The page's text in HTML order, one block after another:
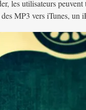
les utilisateurs
MP3 vers iTunes, un